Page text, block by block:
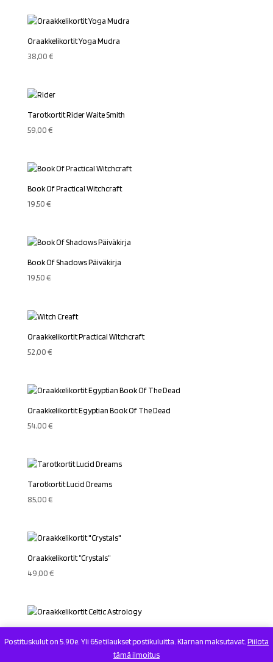
Postituskulut on 5.90e. Yli 65e tilaukset postikuluitta. Klarnan maksutavat. Piilota
tämä ilmoitus
Oraakkelikortit Yoga Mudra
38,00€
Tarotkortit Rider Waite Smith
59,00€
Book Of Practical Witchcraft
19,50€
Book Of Shadows Päiväkirja
19,50€
Oraakkelikortit Practical Witchcraft
52,00€
Oraakkelikortit Egyptian Book Of The Dead
54,00€
Tarotkortit Lucid Dreams
85,00€
Oraakkelikortit ”Crystals”
49,00€
49,00€